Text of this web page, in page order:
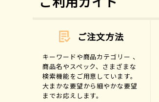
ご注文方法
キーワードや商品カテゴリー 、
商品名やスペック、さまざまな
検索機能をご用意しています。
大まかな要望から細やかな要望
までお応えします。